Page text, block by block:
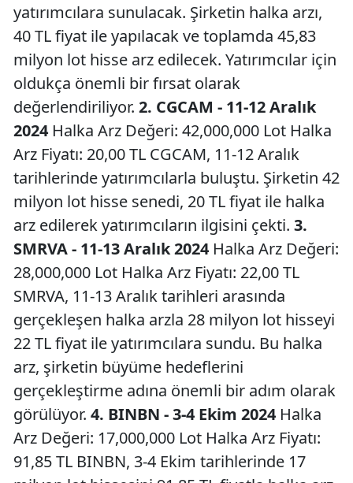
yatırımcılara sunulacak. Şirketin halka arzı,
40 TL fiyat ile yapılacak ve toplamda 45,83
milyon lot hisse arz edilecek. Yatırımcılar için
oldukça önemli bir fırsat olarak
değerlendiriliyor. 2. CGCAM - 11-12 Aralık
2024 Halka Arz Değeri: 42,000,000 Lot Halka
Arz Fiyatı: 20,00 TL CGCAM, 11-12 Aralık
tarihlerinde yatırımcılarla buluştu. Şirketin 42
milyon lot hisse senedi, 20 TL fiyat ile halka
arz edilerek yatırımcıların ilgisini çekti. 3.
SMRVA - 11-13 Aralık 2024 Halka Arz Değeri:
28,000,000 Lot Halka Arz Fiyatı: 22,00 TL
SMRVA, 11-13 Aralık tarihleri arasında
gerçekleşen halka arzla 28 milyon lot hisseyi
22 TL fiyat ile yatırımcılara sundu. Bu halka
arz, şirketin büyüme hedeflerini
gerçekleştirme adına önemli bir adım olarak
görülüyor. 4. BINBN - 3-4 Ekim 2024 Halka
Arz Değeri: 17,000,000 Lot Halka Arz Fiyatı:
91,85 TL BINBN, 3-4 Ekim tarihlerinde 17